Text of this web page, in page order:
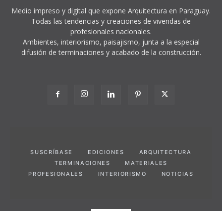
Medio impreso y digital que expone Arquitectura en Paraguay.
Todas las tendencias y creaciones de vivendas de
profesionales nacionales.
Ambientes, interiorismo, paisajismo, junta a la especial
difusión de terminaciones y acabado de la construcción.
SUSCRÍBASE EDICIONES
ARQUITECTURA
TERMINACIONES
MATERIALES
PROFESIONALES
INTERIORISMO NOTICIAS